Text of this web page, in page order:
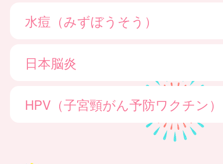
水痘（みずぼうそう）
日本脳炎
HPV（子宮頸がん予防ワクチン）